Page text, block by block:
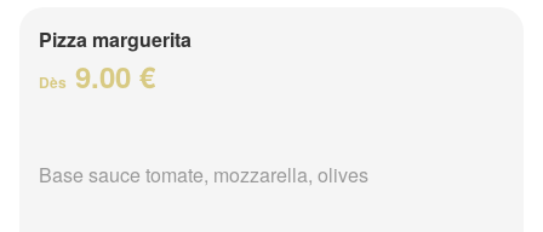
Pizza marguerita
Dès 9.00 €
Base sauce tomate, mozzarella, olives